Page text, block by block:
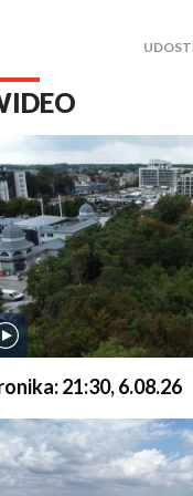
21:30, 6.08.26